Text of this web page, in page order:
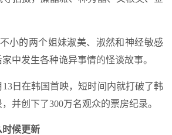
小的两个姐妹淑美、淑然和神经敏感
中发生各种诡异事情的怪谈故事。
13日在韩国首映，短时间内就打破了韩
并创下了300万名观众的票房纪录。
时候更新